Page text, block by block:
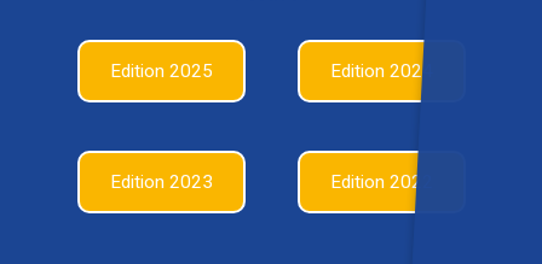
Edition 2025 Edition 2024
Edition 2023 Edition 2022